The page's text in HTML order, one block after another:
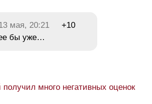
мая, 20:21
+10
бы уже…
много негативных оценок